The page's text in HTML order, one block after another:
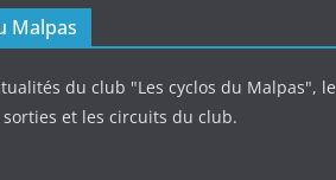
Malpas
du club "Les cyclos du Malpas", le
et les circuits du club.